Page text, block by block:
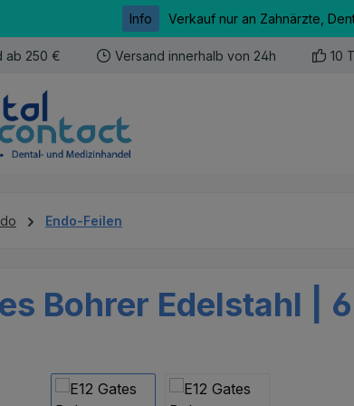
Info Verkauf nur an Zahnärzte,
ab 250 € Versand innerhalb von 24h 10
Endo-Feilen
Bohrer Edelstahl |